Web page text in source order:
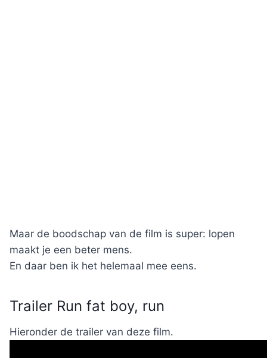
Maar de boodschap van de film is super: lopen
maakt je een beter mens.
En daar ben ik het helemaal mee eens.
Trailer Run fat boy, run
Hieronder de trailer van deze film.